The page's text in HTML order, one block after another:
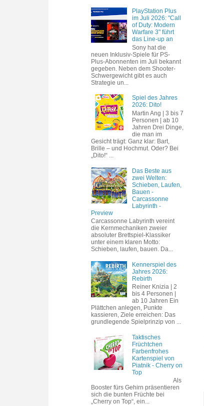
PlayStation Plus
im Juli 2026: "Call
of Duty: Modern
Warfare 3" führt
das Line-up an
Sony hat die
neuen Inklusiv-Spiele für PS-
Plus-Abonnenten im Juli bekannt
gegeben. Neben dem Shooter-
Schwergewicht gibt es auch
Strategie un...
Spiel des Jahres
2026: Dito!
Martin Ang | 3 bis 7
Personen | ab 10
Jahren Drei Dinge,
die man im
Gesicht trägt: Ganz klar: Bart,
Brille – und Hochmut. Oder? Bei
„Dito!“ ...
Das Beste aus
zwei Welten:
Schieben, Laufen,
Bauen -
Carcassonne
Labyrinth -
Preview
Carcassonne Labyrinth vereint
die Kernmechaniken zweier
absoluter Brettspiel-Klassiker
unter einem klaren Motto:
Schieben, laufen, bauen. Da...
Kennerspiel des
Jahres 2026:
Rebirth
Reiner Knizia | 2
bis 4 Personen |
ab 10 Jahren Ein
Plättchen anlegen, Punkte
kassieren, Ziele erreichen: Das
grundlegende Spielprinzip von ...
Taktisches
Früchtchen
Farbenfrohes
Kartenspiel von
Piatnik - Cherry on
Top
Als
Booster fürs Gehirn präsentieren
sich die bunten Früchte bei
„Cherry on Top“, ein...